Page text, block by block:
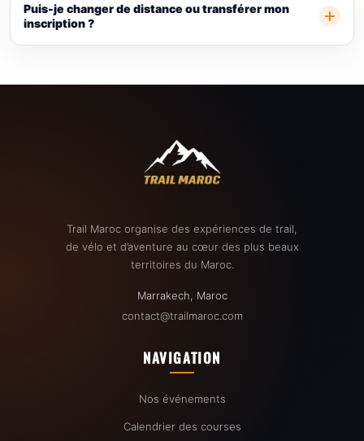
Puis-je changer de distance ou transférer mon
inscription ?
Trail Maroc organise des expériences de trail,
de vélo et d’aventure au cœur des plus beaux
territoires du Maroc.
Marrakech, Maroc
contact@trailmaroc.com
NAVIGATION
Nos événements
Calendrier des courses